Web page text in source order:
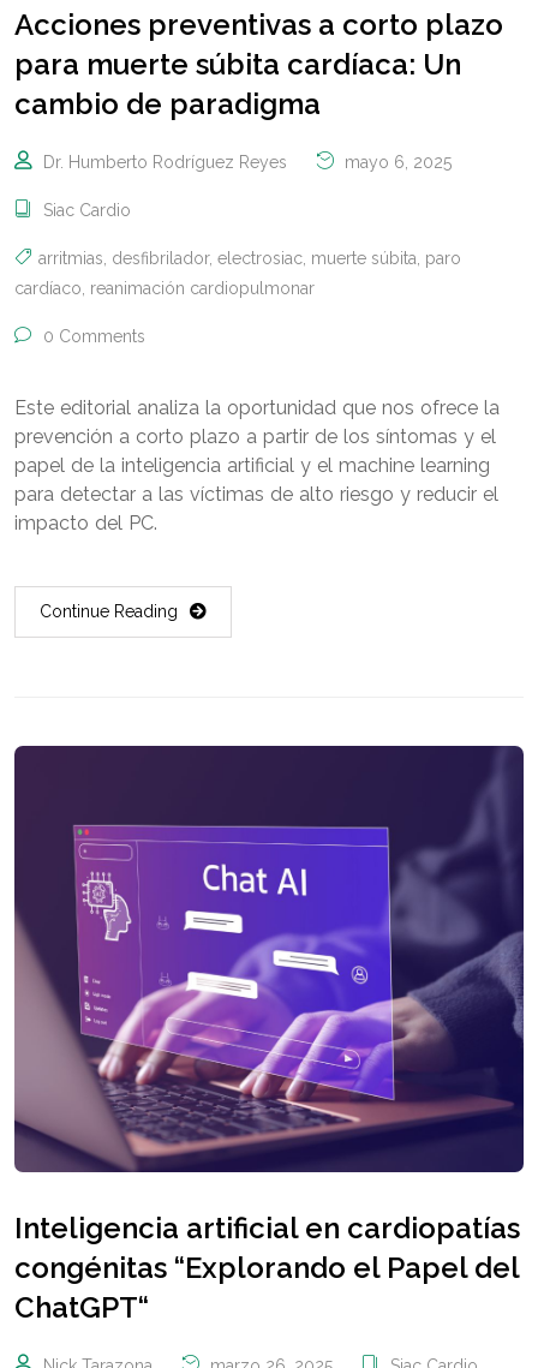
Acciones preventivas a corto plazo
para muerte súbita cardíaca: Un
cambio de paradigma
Dr. Humberto Rodríguez Reyes mayo 6, 2025
Siac Cardio
arritmias desfibrilador, electrosiac muerte súbita paro
cardíaco reanimación cardiopulmonar
0 Comments
Este editorial analiza la oportunidad que nos ofrece la
prevención a corto plazo a partir de los síntomas y el
papel de la inteligencia artificial y el machine learning
para detectar a las víctimas de alto riesgo y reducir el
impacto del PC.
Continue Reading
Inteligencia artificial en cardiopatías
congénitas “Explorando el Papel del
ChatGPT“